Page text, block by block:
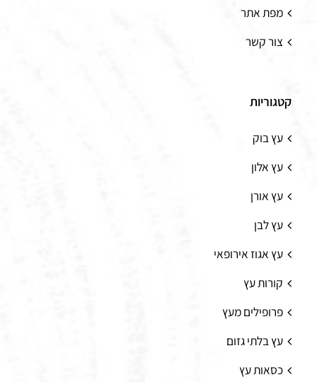
מפת אתר
צור קשר
קטגוריות
עץ בוק
עץ אלון
עץ אורן
עץ לבן
עץ אגוז אירופאי
קורות עץ
פרופילים מעץ
עץ בלתי גזום
כסאות עץ